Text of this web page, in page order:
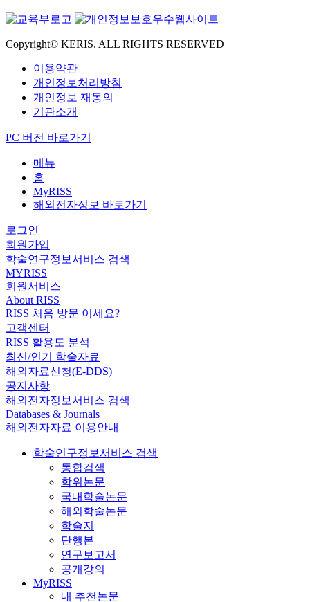
Copyright© KERIS. ALL RIGHTS RESERVED
이용약관
개인정보처리방침
개인정보 재동의
기관소개
PC 버전 바로가기
메뉴
홈
MyRISS
해외전자정보 바로가기
로그인
회원가입
학술연구정보서비스 검색
MYRISS
회원서비스
About RISS
RISS 처음 방문 이세요?
고객센터
RISS 활용도 분석
최신/인기 학술자료
해외자료신청(E-DDS)
공지사항
해외전자정보서비스 검색
Databases & Journals
해외전자자료 이용안내
학술연구정보서비스 검색
통합검색
학위논문
국내학술논문
해외학술논문
학술지
단행본
연구보고서
공개강의
MyRISS
내 추천논문